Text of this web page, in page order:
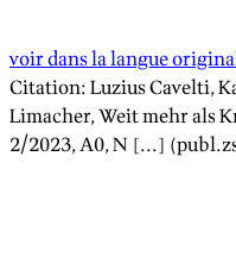
voir dans la langue
Citation:Luzius Cavelti,
Limacher,Weit mehr als
2/2023, A0, N [...]